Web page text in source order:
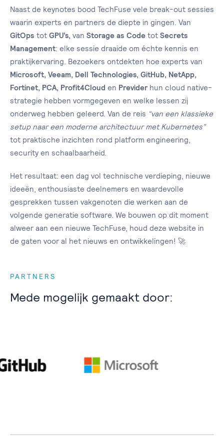
Naast de keynotes bood TechFuse vele break-out sessies
waarin experts en partners de diepte in gingen. Van
GitOps tot GPU’s, van Storage as Code tot Secrets
Management: elke sessie draaide om échte kennis en
praktijkervaring. Bezoekers ontdekten hoe experts van
Microsoft, Veeam, Dell Technologies, GitHub, NetApp,
Fortinet, PCA, Profit4Cloud en Previderhun cloud native-
strategie hebben vormgegeven en welke lessen zij
onderweg hebben geleerd. Van de reis “van een klassieke
setup naar een moderne architectuur met Kubernetes”
tot praktische inzichten rond platform engineering,
security en schaalbaarheid.
Het resultaat: een dag vol technische verdieping, nieuwe
ideeën, enthousiaste deelnemers en waardevolle
gesprekken tussen vakgenoten die werken aan de
volgende generatie software. We bouwen op dit moment
alweer aan een nieuwe TechFuse, houd deze website in
de gaten voor al het nieuws en ontwikkelingen! 🚀
PARTNERS
Mede mogelijk gemaakt door: